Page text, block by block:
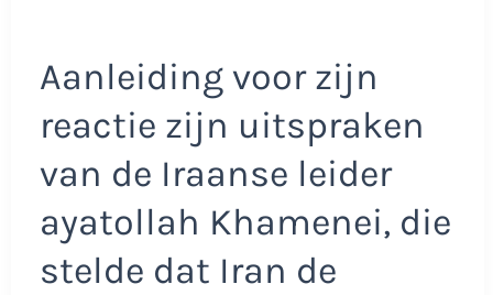
Aanleiding voor zijn
reactie zijn uitspraken
van de Iraanse leider
ayatollah Khamenei, die
stelde dat Iran de